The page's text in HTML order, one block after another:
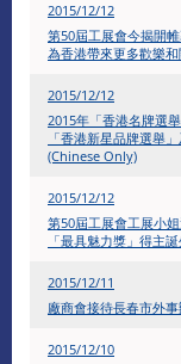
2015/12/12
第50屆工展會今揭開
為香港帶來更多歡樂
2015/12/12
2015年「香港名牌選
「香港新星品牌選舉
(Chinese Only)
2015/12/12
第50屆工展會工展小
「最具魅力獎」得主
2015/12/11
廠商會接待長春市外
2015/12/10